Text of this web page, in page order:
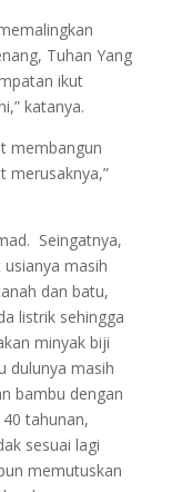
Tuhan Yang
ikut
katanya.
membangun
merusaknya,”
Seingatnya,
masih
dan batu,
listrik sehingga
minyak biji
dulunya masih
bambu dengan
tahunan,
sesuai lagi
memutuskan